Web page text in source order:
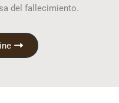
del fallecimiento.